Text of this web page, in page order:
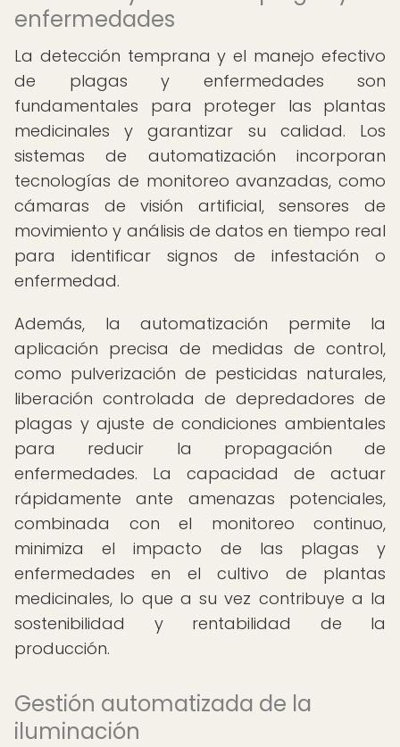
enfermedades
La detección temprana y el manejo efectivo
de plagas y enfermedades son
fundamentales para proteger las plantas
medicinales y garantizar su calidad. Los
sistemas de automatización incorporan
tecnologías de monitoreo avanzadas, como
cámaras de visión artificial, sensores de
movimiento y análisis de datos en tiempo real
para identificar signos de infestación o
enfermedad.
Además, la automatización permite la
aplicación precisa de medidas de control,
como pulverización de pesticidas naturales,
liberación controlada de depredadores de
plagas y ajuste de condiciones ambientales
para reducir la propagación de
enfermedades. La capacidad de actuar
rápidamente ante amenazas potenciales,
combinada con el monitoreo continuo,
minimiza el impacto de las plagas y
enfermedades en el cultivo de plantas
medicinales, lo que a su vez contribuye a la
sostenibilidad y rentabilidad de la
producción.
Gestión automatizada de la
iluminación